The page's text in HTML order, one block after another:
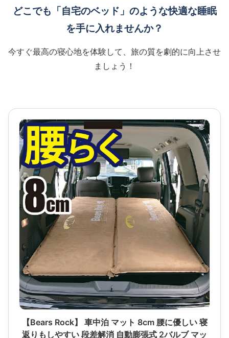
どこでも「自宅のベッド」のような快適な睡眠
を手に入れませんか？
今すぐ最高の寝心地を体験して、旅の質を劇的に向上させ
ましょう！
【Bears Rock】 車中泊 マット 8cm 腰に優しい 寝
返りもしやすい 段差解消 自動膨張式 2バルブ マッ